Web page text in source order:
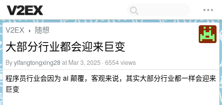
V2EX › 随想
大部分行业都会迎来巨变
Byyifangtongxing28at Mar 3, 2025 · 6554 views
程序员行业会因为 ai 颠覆，客观来说，其实大部分行业都一样会迎来
巨变